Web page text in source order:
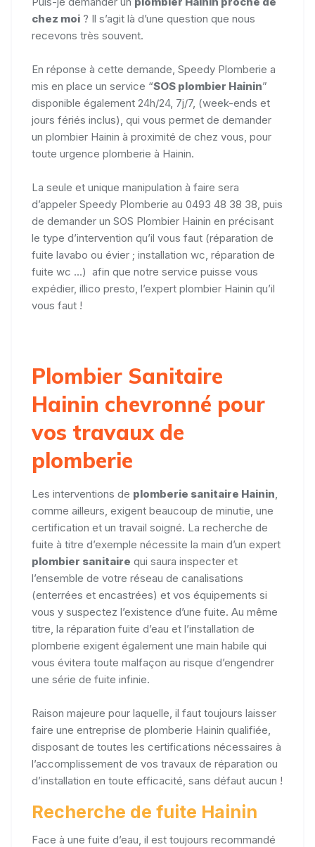
chez moi ? Il s’agit là d’une question que nous
recevons très souvent.
En réponse à cette demande, Speedy Plomberie a
mis en place un service “SOS plombier Hainin”
disponible également 24h/24, 7j/7, (week-ends et
jours fériés inclus), qui vous permet de demander
un plombier Hainin à proximité de chez vous, pour
toute urgence plomberie à Hainin.
La seule et unique manipulation à faire sera
d’appeler Speedy Plomberie au 0493 48 38 38, puis
de demander un SOS Plombier Hainin en précisant
le type d’intervention qu’il vous faut (réparation de
fuite lavabo ou évier ; installation wc, réparation de
fuite wc ...) afin que notre service puisse vous
expédier, illico presto, l’expert plombier Hainin qu’il
vous faut !
Plombier Sanitaire
Hainin chevronné pour
vos travaux de
plomberie
Les interventions de plomberie sanitaire Hainin
comme ailleurs, exigent beaucoup de minutie, une
certification et un travail soigné. La recherche de
fuite à titre d’exemple nécessite la main d’un expert
plombier sanitaire qui saura inspecter et
l’ensemble de votre réseau de canalisations
(enterrées et encastrées) et vos équipements si
vous y suspectez l’existence d’une fuite. Au même
titre, la réparation fuite d’eau et l’installation de
plomberie exigent également une main habile qui
vous évitera toute malfaçon au risque d’engendrer
une série de fuite infinie.
Raison majeure pour laquelle, il faut toujours laisser
faire une entreprise de plomberie Hainin qualifiée,
disposant de toutes les certifications nécessaires à
l’accomplissement de vos travaux de réparation ou
d’installation en toute efficacité, sans défaut aucun !
Recherche de fuite Hainin
Face à une fuite d’eau, il est toujours recommandé